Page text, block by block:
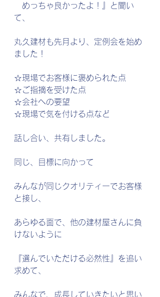
めっちゃ良かったよ！』と聞い
て、
丸久建材も先月より、定例会を始め
ました！
☆現場でお客様に褒められた点
☆ご指摘を受けた点
☆会社への要望
☆現場で気を付ける点など
話し合い、共有しました。
同じ、目標に向かって
みんなが同じクオリティーでお客様
と接し、
あらゆる面で、他の建材屋さんに負
けないように
『選んでいただける必然性』を追い
求めて、
みんなで、成長していきたいと思い